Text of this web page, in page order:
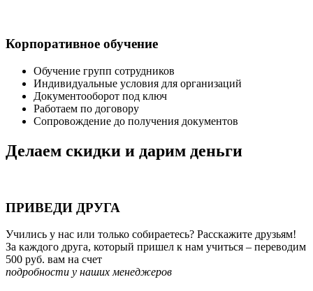
Корпоративное обучение
Обучение групп сотрудников
Индивидуальные условия для организаций
Документооборот под ключ
Работаем по договору
Сопровождение до получения документов
Делаем скидки и дарим деньги
ПРИВЕДИ ДРУГА
Учились у нас или только собираетесь? Расскажите друзьям!
За каждого друга, который пришел к нам учиться – переводим
500 руб. вам на счет
подробности у наших менеджеров